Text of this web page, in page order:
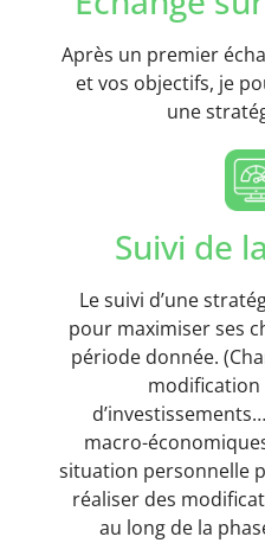
Après un premier
et vos objectifs, je
une
Suivi de
Le suivi d’une
pour maximiser ses
période donnée.
macro-
situation personnelle
réaliser des
au long de la